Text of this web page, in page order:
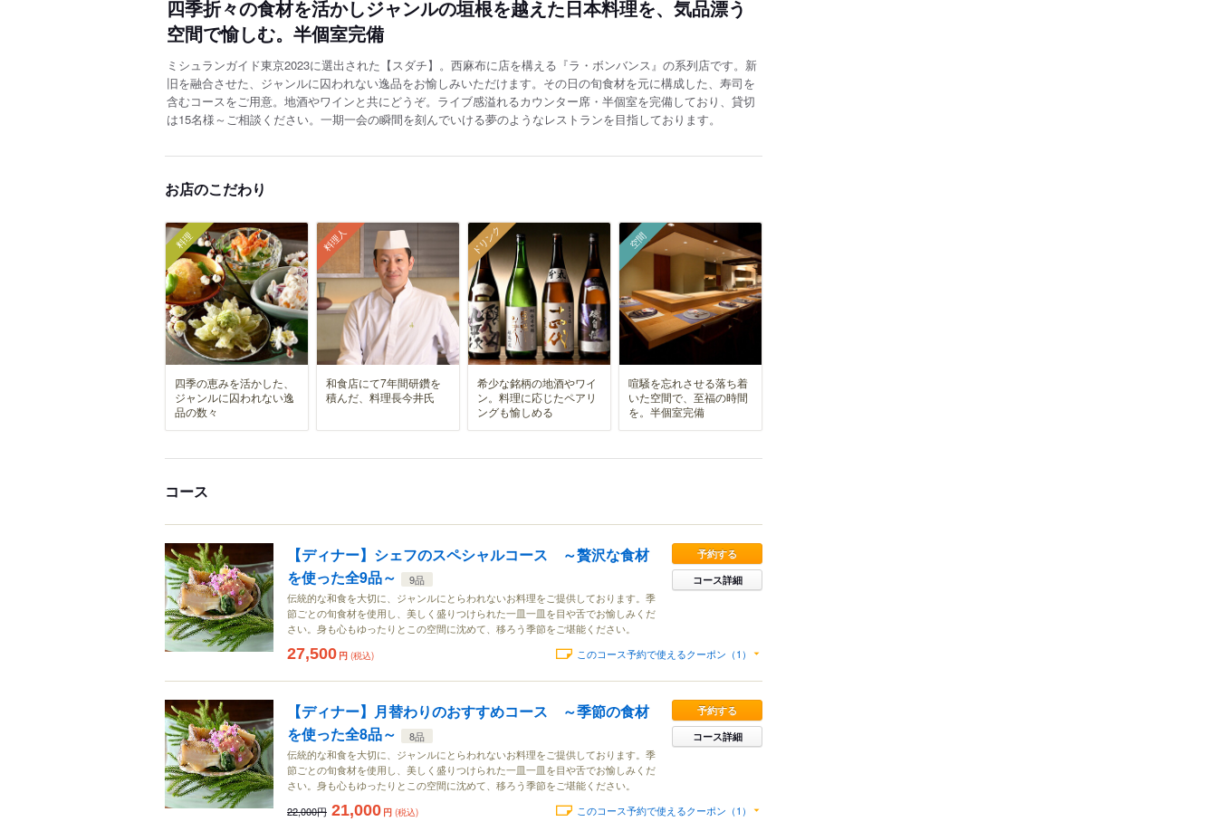
四季折々の食材を活かしジャンルの垣根を越えた日本料理を、気品漂う
空間で愉しむ。半個室完備
ミシュランガイド東京2023に選出された【スダチ】。西麻布に店を構える『ラ・ボンバンス』の系列店です。新
旧を融合させた、ジャンルに囚われない逸品をお愉しみいただけます。その日の旬食材を元に構成した、寿司を
含むコースをご用意。地酒やワインと共にどうぞ。ライブ感溢れるカウンター席・半個室を完備しており、貸切
は15名様～ご相談ください。一期一会の瞬間を刻んでいける夢のようなレストランを目指しております。
お店のこだわり
料理
四季の恵みを活かした、
ジャンルに囚われない逸
品の数々
料理人
和食店にて7年間研鑽を
積んだ、料理長今井氏
ドリンク
希少な銘柄の地酒やワイ
ン。料理に応じたペアリ
ングも愉しめる
空間
喧騒を忘れさせる落ち着
いた空間で、至福の時間
を。半個室完備
コース
【ディナー】シェフのスペシャルコース ～贅沢な食材
を使った全9品～
9品
伝統的な和食を大切に、ジャンルにとらわれないお料理をご提供しております。季
節ごとの旬食材を使用し、美しく盛りつけられた一皿一皿を目や舌でお愉しみくだ
さい。身も心もゆったりとこの空間に沈めて、移ろう季節をご堪能ください。
予約する
コース詳細
27,500 円 (税込) このコース予約で使えるクーポン（1）
【ディナー】月替わりのおすすめコース ～季節の食材
を使った全8品～
8品
伝統的な和食を大切に、ジャンルにとらわれないお料理をご提供しております。季
節ごとの旬食材を使用し、美しく盛りつけられた一皿一皿を目や舌でお愉しみくだ
さい。身も心もゆったりとこの空間に沈めて、移ろう季節をご堪能ください。
予約する
コース詳細
22,000円 21,000 円 (税込) このコース予約で使えるクーポン（1）